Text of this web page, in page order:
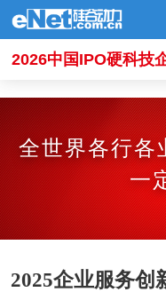
2026中国IPO硬科技
全世界各行
一
2025企业服务创